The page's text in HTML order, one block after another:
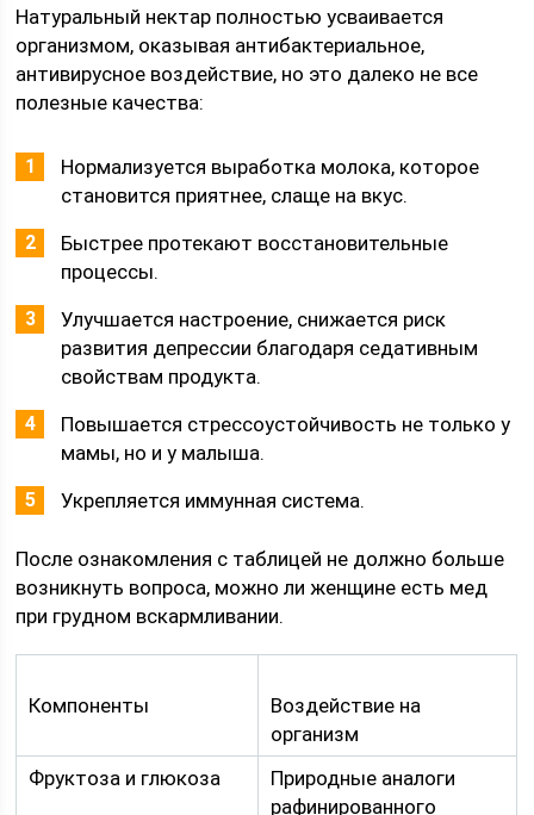
Натуральный нектар полностью усваивается
организмом, оказывая антибактериальное,
антивирусное воздействие, но это далеко не все
полезные качества:
Нормализуется выработка молока, которое
становится приятнее, слаще на вкус.
Быстрее протекают восстановительные
процессы.
Улучшается настроение, снижается риск
развития депрессии благодаря седативным
свойствам продукта.
Повышается стрессоустойчивость не только у
мамы, но и у малыша.
Укрепляется иммунная система.
После ознакомления с таблицей не должно больше
возникнуть вопроса, можно ли женщине есть мед
при грудном вскармливании.
Компоненты
Воздействие на
организм
Фруктоза и глюкоза
Природные аналоги
рафинированного